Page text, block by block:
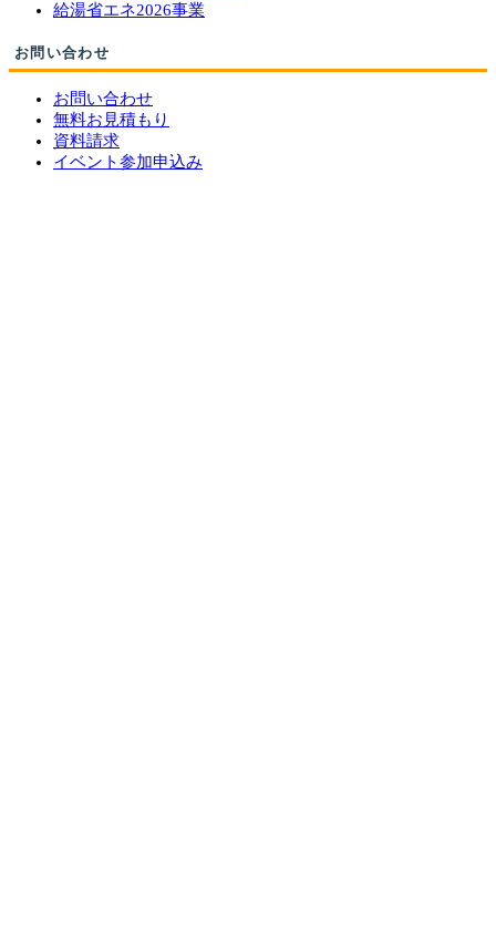
給湯省エネ2026事業
お問い合わせ
お問い合わせ
無料お見積もり
資料請求
イベント参加申込み